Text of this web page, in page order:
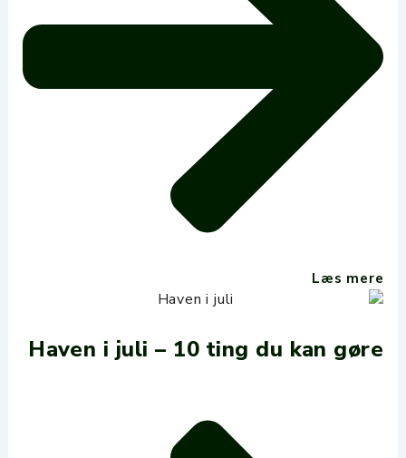
Læs mere
Haven i juli – 10 ting du kan gøre